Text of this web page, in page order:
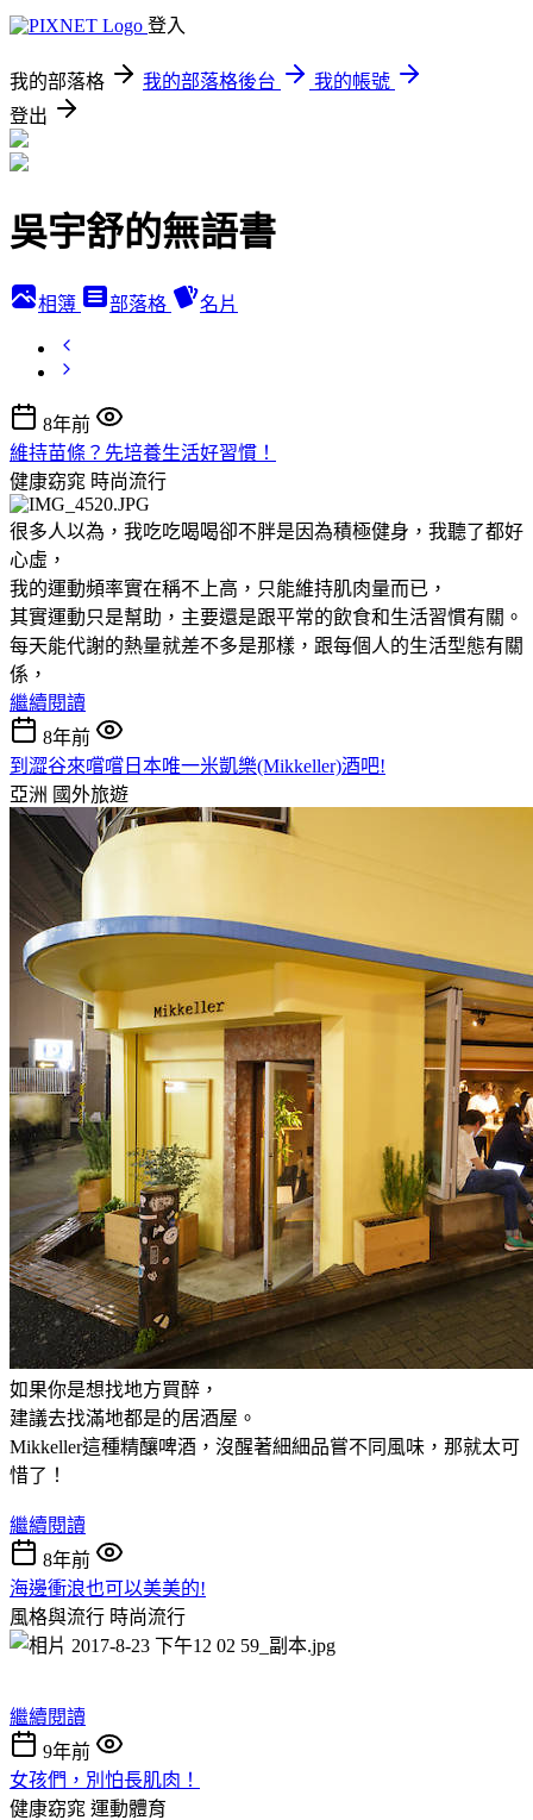
登入
我的部落格 我的部落格後台
我的帳號
登出
吳宇舒的無語書
相簿 部落格 名片
8年前
維持苗條？先培養生活好習慣！
健康窈窕 時尚流行
很多人以為，我吃吃喝喝卻不胖是因為積極健身，我聽了都好
心虛，
我的運動頻率實在稱不上高，只能維持肌肉量而已，
其實運動只是幫助，主要還是跟平常的飲食和生活習慣有關。
每天能代謝的熱量就差不多是那樣，跟每個人的生活型態有關
係，
繼續閱讀
8年前
到澀谷來嚐嚐日本唯一米凱樂(Mikkeller)酒吧!
亞洲 國外旅遊
如果你是想找地方買醉，
建議去找滿地都是的居酒屋。
Mikkeller這種精釀啤酒，沒醒著細細品嘗不同風味，那就太可
惜了！
繼續閱讀
8年前
海邊衝浪也可以美美的!
風格與流行 時尚流行
繼續閱讀
9年前
女孩們，別怕長肌肉！
健康窈窕 運動體育